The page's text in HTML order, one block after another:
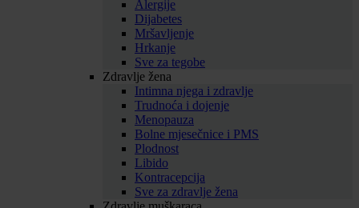
Alergije
Dijabetes
Mršavljenje
Hrkanje
Sve za tegobe
Zdravlje žena
Intimna njega i zdravlje
Trudnoća i dojenje
Menopauza
Bolne mjesečnice i PMS
Plodnost
Libido
Kontracepcija
Sve za zdravlje žena